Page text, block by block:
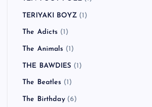
TERIYAKI BOYZ(1)
The Adicts (1)
The Animals (1)
THE BAWDIES (1)
The Beatles (1)
The Birthday(6)